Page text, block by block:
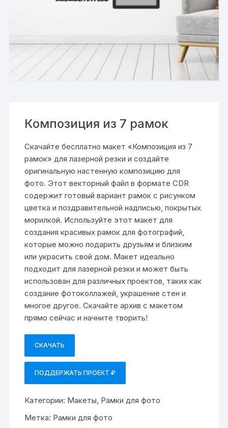
Композиция из 7 рамок
Скачайте бесплатно макет «Композиция из 7
рамок» для лазерной резки и создайте
оригинальную настенную композицию для
фото. Этот векторный файл в формате CDR
содержит готовый вариант рамок с рисунком
цветка и поздравительной надписью, покрытых
морилкой. Используйте этот макет для
создания красивых рамок для фотографий,
которые можно подарить друзьям и близким
или украсить свой дом. Макет идеально
подходит для лазерной резки и может быть
использован для различных проектов, таких как
создание фотоколлажей, украшение стен и
многое другое. Скачайте архив с макетом
прямо сейчас и начните творить!
СКАЧАТЬ
ПОДДЕРЖАТЬ ПРОЕКТ ₽
Категории: Макеты Рамки для фото
Метка: Рамки для фото